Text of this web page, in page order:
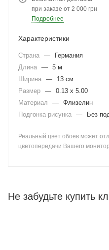
при заказе от 2 000 грн
Подробнее
Характеристики
Страна —
Германия
Длина — 5 м
Ширина —
13 см
Размер — 0.13 x 5.00
Материал
— Флизелин
Подгонка рисунка — Без
Реальный цвет обоев может
цветопередачи Вашего
Не забудьте купить